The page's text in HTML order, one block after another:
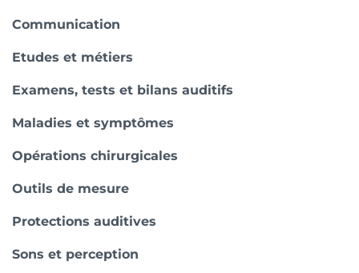
Communication
Etudes et métiers
Examens, tests et bilans auditifs
Maladies et symptômes
Opérations chirurgicales
Outils de mesure
Protections auditives
Sons et perception